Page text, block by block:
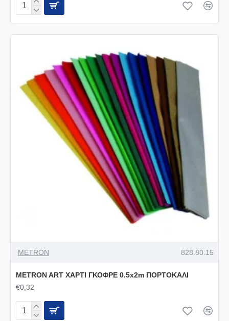
METRON 828.80.15
METRON ART ΧΑΡΤΙ ΓΚΟΦΡΕ 0.5x2m ΠΟΡΤΟΚΑΛΙ
€0,32